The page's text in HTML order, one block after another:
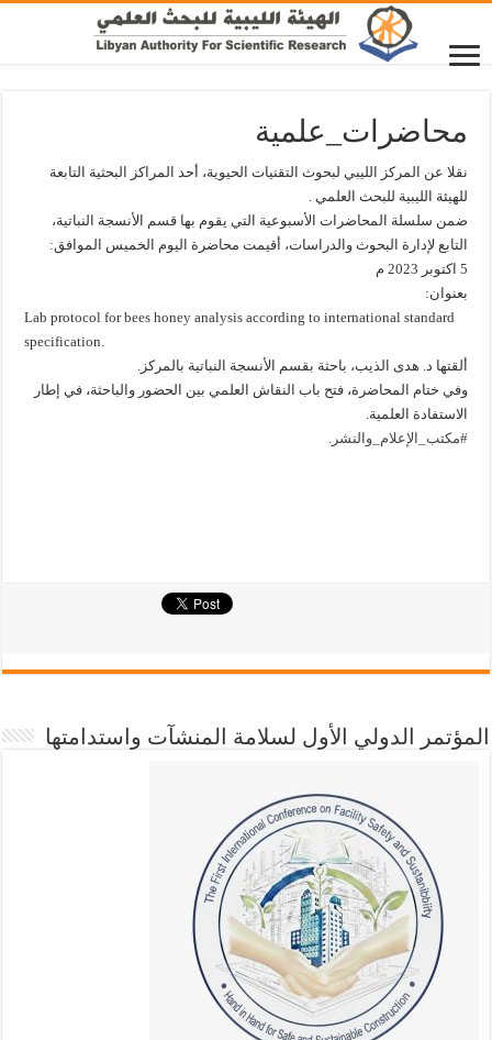
محاضرات_علمية
نقلا عن المركز الليبي لبحوث التقنيات الحيوية، أحد المراكز البحثية التابعة
للهيئة الليبية للبحث العلمي .
ضمن سلسلة المحاضرات الأسبوعية التي يقوم بها قسم الأنسجة النباتية،
التابع لإدارة البحوث والدراسات، أقيمت محاضرة اليوم الخميس الموافق:
5 اكتوبر 2023 م
بعنوان:
Lab protocol for bees honey analysis according to international standard
specification.
ألقتها د. هدى الذيب، باحثة بقسم الأنسجة النباتية بالمركز.
وفي ختام المحاضرة، فتح باب النقاش العلمي بين الحضور والباحثة، في إطار
الاستفادة العلمية.
#مكتب_الإعلام_والنشر.
المؤتمر الدولي الأول لسلامة المنشآت واستدامتها